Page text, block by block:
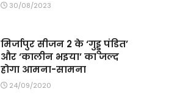
30/08/2023
मिर्जापुर सीजन 2 के ‘गुड्डू पंडित’
और ‘कालीन भइया’ का जल्द
होगा आमना-सामना
24/09/2020